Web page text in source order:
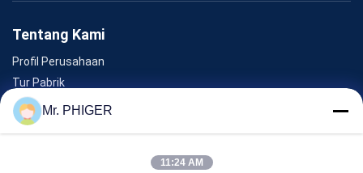
Tentang Kami
Profil Perusahaan
Tur Pabrik
Kontrol Kualitas
Sitemap
Mr. PHIGER
11:24 AM